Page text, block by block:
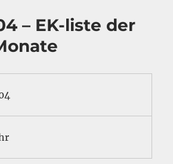
– EK-liste der